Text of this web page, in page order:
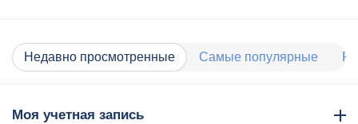
Недавно просмотренные Самые популярные
Моя учетная запись